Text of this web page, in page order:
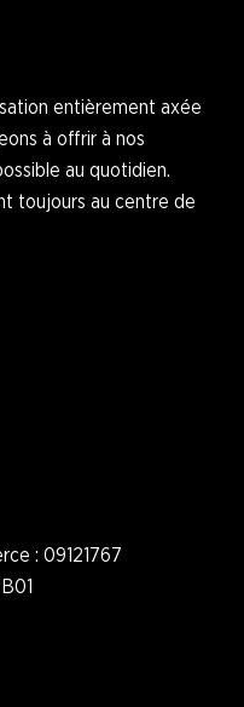
entièrement axée
à offrir à nos
au quotidien.
toujours au centre de
: 09121767